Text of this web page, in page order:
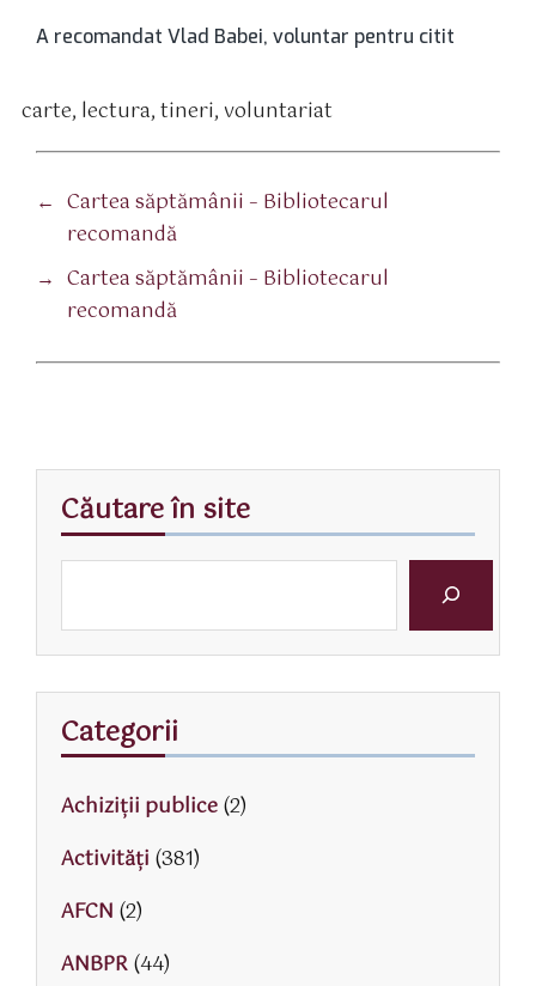
A recomandat Vlad Babei, voluntar pentru citit
carte, lectura,tineri,voluntariat
← Cartea săptămânii – Bibliotecarul
recomandă
→ Cartea săptămânii – Bibliotecarul
recomandă
Căutare în site
Categorii
Achiziții publice(2)
Activităţi (381)
AFCN (2)
ANBPR(44)